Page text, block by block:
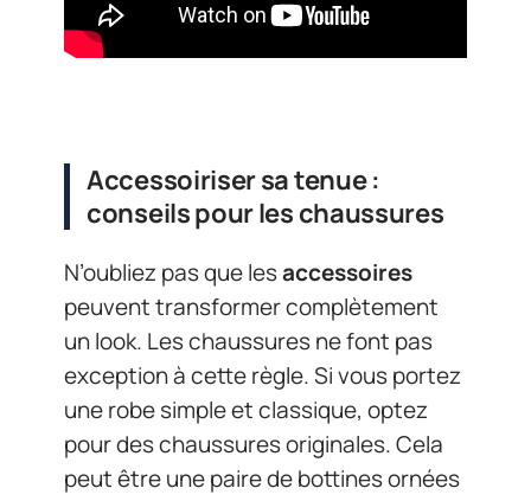
Accessoiriser sa tenue :
conseils pour les chaussures
N’oubliez pas que lesaccessoires
peuvent transformer complètement
un look. Les chaussures ne font pas
exception à cette règle. Si vous portez
une robe simple et classique, optez
pour des chaussures originales. Cela
peut être une paire de bottines ornées